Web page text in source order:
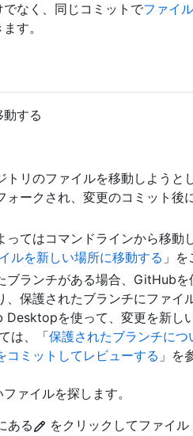
なく、同じコミットでファイ
す。
する
トリのファイルを移動しようと
ォークされ、変更のコミット後
ってはコマンドラインから移動
ルを新しい場所に移動する 」を
ブランチがある場合、GitHub
、保護されたブランチにファイ
を使って、変更を新し
は、「保護されたブランチにつ
コミットしてレビューする 」を
ァイルを探します。
ある
をクリックしてファイル